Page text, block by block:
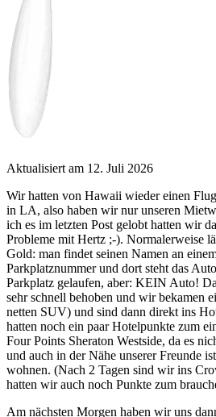
Aktualisiert am 12. Juli 2026
Wir hatten von Hawaii wieder einen
in LA, also haben wir nur unseren
ich es im letzten Post gelobt hatten wir
Probleme mit Hertz ;-). Normalerweise
Gold: man findet seinen Namen an
Parkplatznummer und dort steht das
Parkplatz gelaufen, aber: KEIN Auto!
sehr schnell behoben und wir bekamen
netten SUV) und sind dann direkt ins
hatten noch ein paar Hotelpunkte zum
Four Points Sheraton Westside, da es
und auch in der Nähe unserer Freunde
wohnen. (Nach 2 Tagen sind wir ins
hatten wir auch noch Punkte zum
Am nächsten Morgen haben wir uns